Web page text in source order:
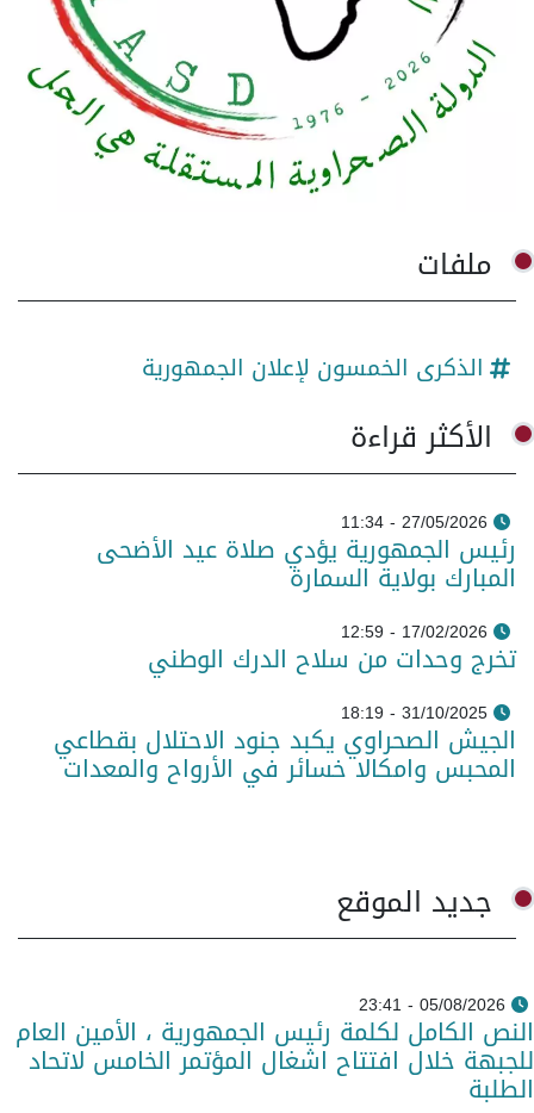
ملفات
الذكرى الخمسون لإعلان الجمهورية
الأكثر قراءة
27/05/2026 - 11:34
رئيس الجمهورية يؤدي صلاة عيد الأضحى
المبارك بولاية السمارة
17/02/2026 - 12:59
تخرج وحدات من سلاح الدرك الوطني
31/10/2025 - 18:19
الجيش الصحراوي يكبد جنود الاحتلال بقطاعي
المحبس وامكالا خسائر في الأرواح والمعدات
جديد الموقع
05/08/2026 - 23:41
النص الكامل لكلمة رئيس الجمهورية ، الأمين العام
للجبهة خلال افتتاح اشغال المؤتمر الخامس لاتحاد
الطلبة